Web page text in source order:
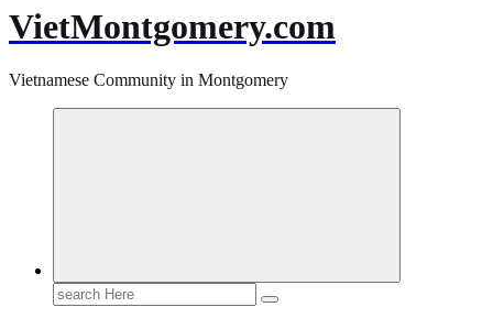
VietMontgomery.com
Vietnamese Community in Montgomery
Search
for: